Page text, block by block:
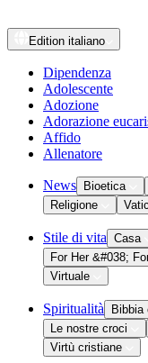
Edition italiano
Dipendenza
Adolescente
Adozione
Adorazione
Affido
Allenatore
News Bioetica
Religione
Stile di vita Casa
For Her &#038;
Virtuale
Spiritualità Bibbia
Le nostre croci
Virtù cristiane